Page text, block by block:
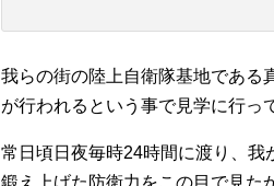
我らの街の陸上自衛隊基地である
が行われるという事で見学に行っ
常日頃日夜毎時24時間に渡り、我
鍛え上げた防衛力をこの目で見た